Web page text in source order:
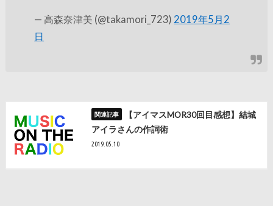
— 高森奈津美 (@takamori_723) 2019年5月2
日
【アイマスMOR30回目感想】結城
アイラさんの作詞術
2019.05.10